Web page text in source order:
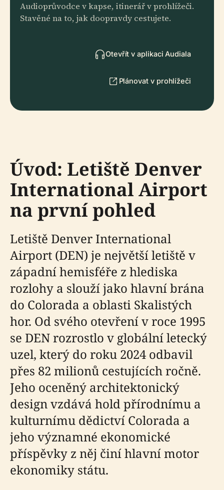
Audioprůvodce v kapse, itinerář v prohlížeči.
Stavěné na to, jak doopravdy cestujete.
Otevřít v aplikaci Audiala
Plánovat v prohlížeči
Úvod: Letiště Denver
International Airport
na první pohled
Letiště Denver International
Airport (DEN) je největší letiště v
západní hemisféře z hlediska
rozlohy a slouží jako hlavní brána
do Colorada a oblasti Skalistých
hor. Od svého otevření v roce 1995
se DEN rozrostlo v globální letecký
uzel, který do roku 2024 odbavil
přes 82 milionů cestujících ročně.
Jeho oceněný architektonický
design vzdává hold přírodnímu a
kulturnímu dědictví Colorada a
jeho významné ekonomické
příspěvky z něj činí hlavní motor
ekonomiky státu.